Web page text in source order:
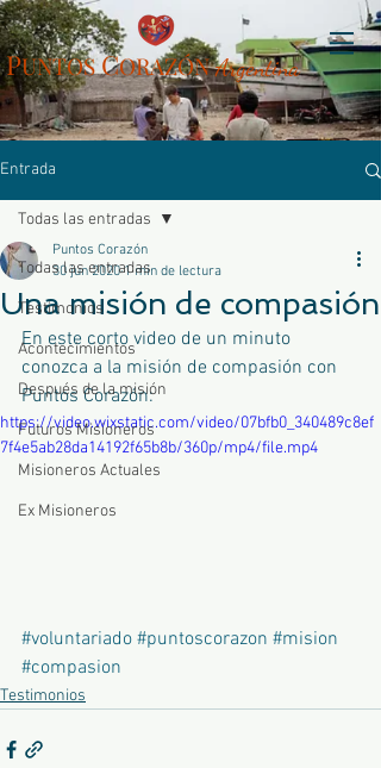
PUNTOSCORAZÓNArgentina
Entrada
Todas las entradas
Testimonios
Acontecimientos
Después de la misión
Futuros Misioneros
Misioneros Actuales
Ex Misioneros
Todas las entradas
Una misión de compasión
Puntos Corazón
30 jun 2020 1 min de lectura
En este corto video de un minuto
conozca a la misión de compasión con
Puntos Corazón:
https://video.wixstatic.com/video/07bfb0_340489c8ef
7f4e5ab28da14192f65b8b/360p/mp4/file.mp4
#voluntariado #puntoscorazon #mision
#compasion
Testimonios